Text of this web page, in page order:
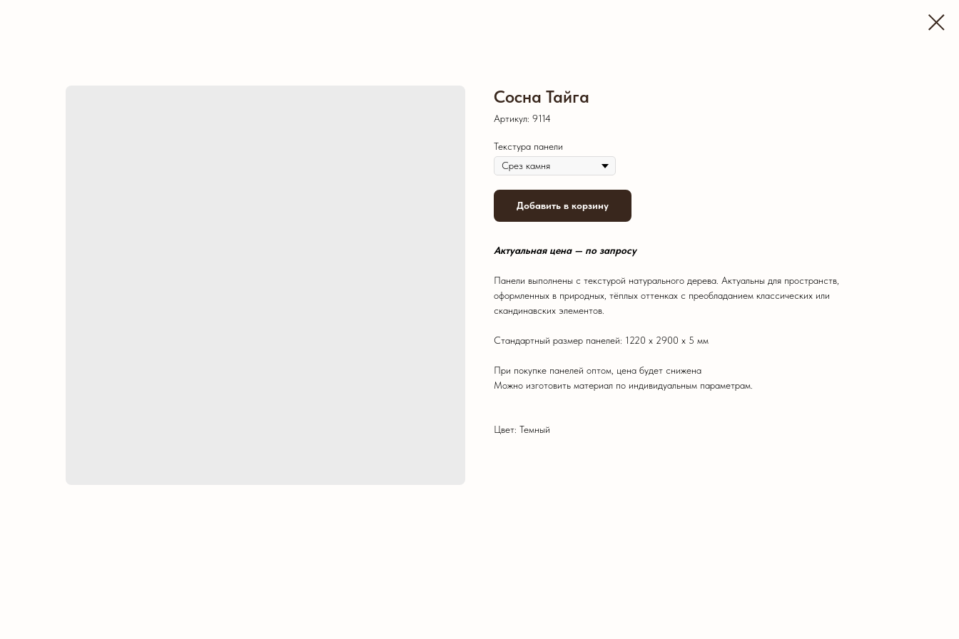
Сосна Тайга
Артикул: 9114
Текстура панели
Добавить в корзину
Актуальная цена — по запросу
Панели выполнены с текстурой натурального дерева. Актуальны для пространств,
оформленных в природных, тёплых оттенках с преобладанием классических или
скандинавских элементов.
Стандартный размер панелей: 1220 х 2900 х 5 мм
При покупке панелей оптом, цена будет снижена
Можно изготовить материал по индивидуальным параметрам.
Цвет: Темный